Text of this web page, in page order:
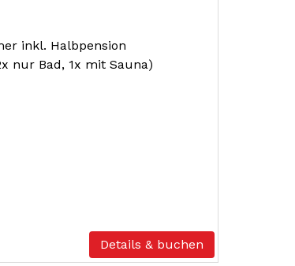
inkl. Halbpension
nur Bad, 1x mit Sauna)
Details & buchen